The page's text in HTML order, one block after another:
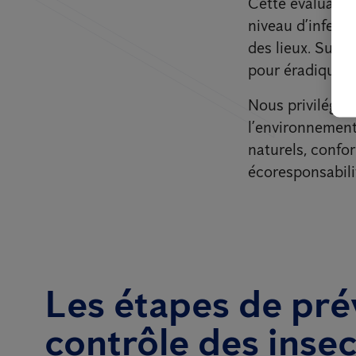
niveau
des lieux. Sur
pour éradiquer
Nous
naturels,
Les étapes de
contrôle des